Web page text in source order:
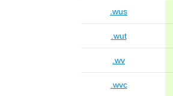
.wus
.wut
.wv
.wvc